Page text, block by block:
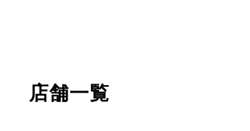
店舗一覧